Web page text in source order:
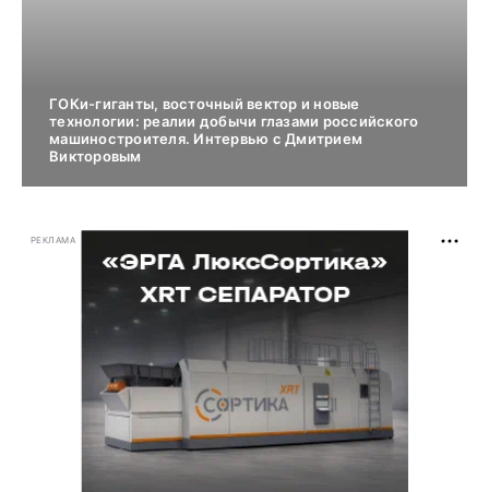
ГОКи-гиганты, восточный вектор и новые
технологии: реалии добычи глазами российского
машиностроителя. Интервью с Дмитрием
Викторовым
РЕКЛАМА